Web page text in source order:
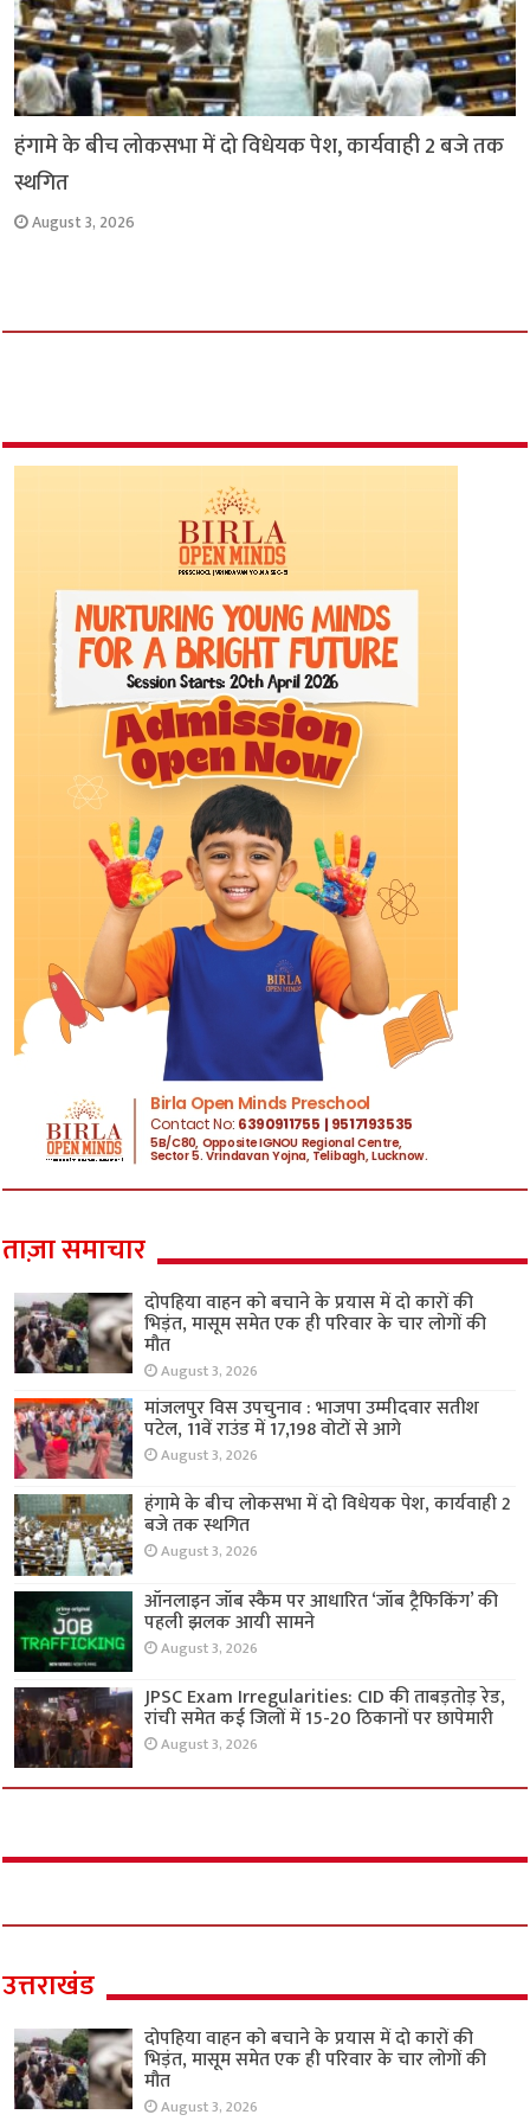
हंगामे के बीच लोकसभा में दो विधेयक पेश, कार्यवाही 2 बजे तक
स्थगित
August 3, 2026
ताज़ा समाचार
दोपहिया वाहन को बचाने के प्रयास में दो कारों की
भिड़ंत, मासूम समेत एक ही परिवार के चार लोगों की
मौत
August 3, 2026
मांजलपुर विस उपचुनाव : भाजपा उम्मीदवार सतीश
पटेल, 11वें राउंड में 17,198 वोटों से आगे
August 3, 2026
हंगामे के बीच लोकसभा में दो विधेयक पेश, कार्यवाही 2
बजे तक स्थगित
August 3, 2026
ऑनलाइन जॉब स्कैम पर आधारित ‘जॉब ट्रैफिकिंग’ की
पहली झलक आयी सामने
August 3, 2026
JPSC Exam Irregularities: CID की ताबड़तोड़ रेड,
रांची समेत कई जिलों में 15-20 ठिकानों पर छापेमारी
August 3, 2026
उत्तराखंड
दोपहिया वाहन को बचाने के प्रयास में दो कारों की
भिड़ंत, मासूम समेत एक ही परिवार के चार लोगों की
मौत
August 3, 2026